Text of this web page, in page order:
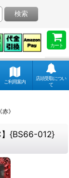
カート
検索
ご利用案内
店頭受取につい
て
》
{BS66-012}